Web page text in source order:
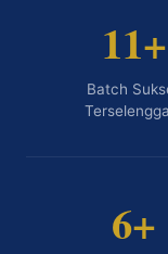
11+
Batch
6+